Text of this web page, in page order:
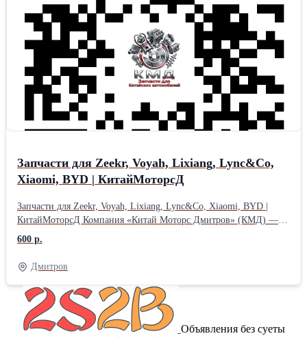
Запчасти для Zeekr, Voyah, Lixiang, Lync&Co,
Xiaomi, BYD | КитайМоторсД
Запчасти для Zeekr, Voyah, Lixiang, Lync&Co, Xiaomi, BYD |
КитайМоторсД Компания «Китай Моторс Дмитров» (КМД) —
профессиональный подбор и продажа запчастей для китайских
автомобилей. В наличии и под заказ:Рычаги, подшипники, тяги,
ступицы, амортизаторы, тормозные колодки, фильтры, датчики,
элементы кузова и многое другое. Марки, с которыми мы
работаем:ZEEKR, Voyah, Lixiang (Li Auto), Lync&Co, Xiaomi
(SU7), BYD, а также другие популярные китайские бренды.
Почему выбирают КМД: — Цены ниже дилерских —
Консультация специалиста по подбору (по VIN или марке авто)
600 р.
Дмитров
Объявления без суеты